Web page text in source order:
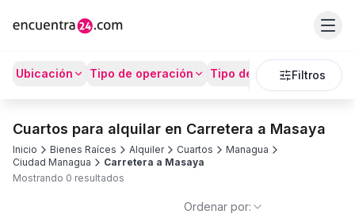
Ubicación Tipo de operación Tipo de Propiedad
Filtros
Cuartos para alquilar en Carretera a Masaya
Inicio Bienes Raíces Alquiler Cuartos
Managua
Ciudad Managua
Carretera a Masaya
Mostrando 0 resultados
Ordenar por: